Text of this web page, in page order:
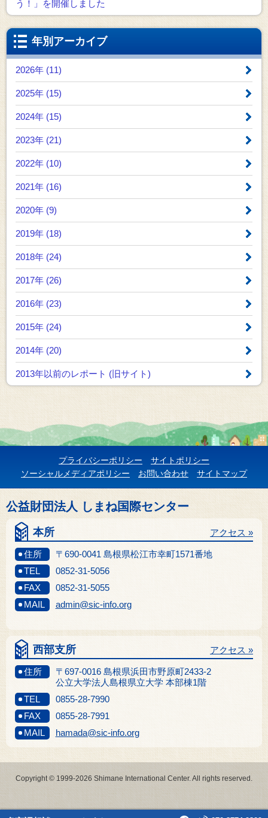
う！」を開催しました
年別アーカイブ
2026年 (11)
2025年 (15)
2024年 (15)
2023年 (21)
2022年 (10)
2021年 (16)
2020年 (9)
2019年 (18)
2018年 (24)
2017年 (26)
2016年 (23)
2015年 (24)
2014年 (20)
2013年以前のレポート (旧サイト)
プライバシーポリシー
サイトポリシー
ソーシャルメディアポリシー
お問い合わせ サイトマップ
公益財団法人 しまね国際センター
本所
住所 〒690-0041 島根県松江市幸町1571番地
アクセス »
TEL
0852-31-5056
FAX
0852-31-5055
MAIL
admin@sic-info.org
西部支所
住所
〒697-0016 島根県浜田市野原町2433-2
公立大学法人島根県立大学 本部棟1階
アクセス »
TEL
0855-28-7990
FAX
0855-28-7991
MAIL
hamada@sic-info.org
Copyright © 1999-2026 Shimane International Center. All rights reserved.